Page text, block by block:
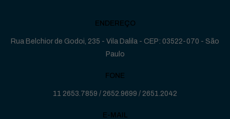
ENDEREÇO
Rua Belchior de Godoi, 235 - Vila Dalila - CEP: 03522-070 - São
Paulo
FONE
11 2653.7859 / 2652.9699 / 2651.2042
E-MAIL